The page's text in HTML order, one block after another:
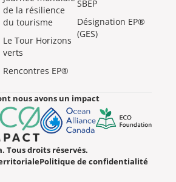
de la résilience
du tourisme
Le Tour Horizons
verts
Rencontres EP®
SBEP
Désignation EP®
(GES)
nous avons un impact
Tous droits réservés.
Politique de confidentialité